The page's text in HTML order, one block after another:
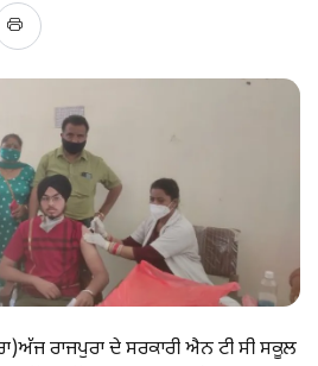
ਰਾਜਪੁਰਾ ਦੇ ਸਰਕਾਰੀ ਐਨ ਟੀ ਸੀ ਸਕੂਲ